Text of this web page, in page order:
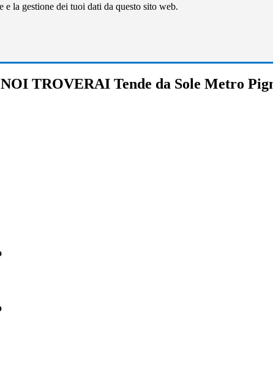
la gestione dei tuoi dati da questo sito web.
TROVERAI Tende da Sole Metro